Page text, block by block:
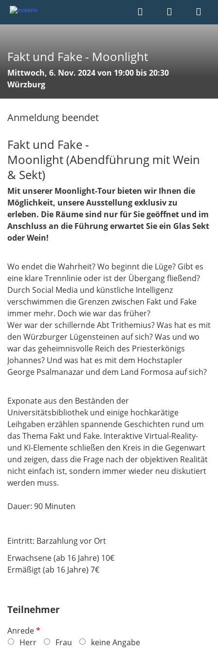
Fakt und Fake - Moonlight
Mittwoch, 6. Nov. 2024 von 19:00 bis 20:30
Würzburg
Anmeldung beendet
Fakt und Fake -
Moonlight (Abendführung mit Wein
& Sekt)
Mit unserer Moonlight-Tour bieten wir Ihnen die
Möglichkeit, unsere Ausstellung exklusiv zu
erleben. Die Räume sind nur für Sie geöffnet und im
Anschluss an die Führung erwartet Sie ein Glas Sekt
oder Wein!
Wo endet die Wahrheit? Wo beginnt die Lüge? Gibt es
eine klare Trennlinie oder ist der Übergang fließend?
Durch Social Media und künstliche Intelligenz
verschwimmen die Grenzen zwischen Fakt und Fake
immer mehr. Doch wie war das früher?
Wer war der schillernde Abt Trithemius? Was hat es mit
den Würzburger Lügensteinen auf sich? Was und wo
war das geheimnisvolle Reich des Priesterkönigs
Johannes? Und was hat es mit dem Hochstapler
George Psalmanazar und dem Land Formosa auf sich?
Exponate aus den Beständen der
Universitätsbibliothek und einige hochkarätige
Leihgaben erzählen spannende Geschichten rund um
das Thema Fakt und Fake. Interaktive Virtual-Reality-
und KI-Elemente schließen den Kreis in die Gegenwart
und zeigen, dass die Frage nach der objektiven Realität
nicht einfach ist, sondern immer wieder neu diskutiert
werden muss.
Dauer: 90 Minuten
Eintritt: Barzahlung vor Ort
Erwachsene (ab 16 Jahre) 10€
Ermäßigt (ab 16 Jahre) 7€
Teilnehmer
AnredeP
f
Herr Frau keine Angabe